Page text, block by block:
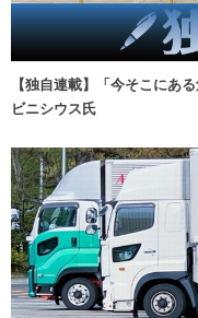
【独自連載】「今そこにあ
ビニシウス氏